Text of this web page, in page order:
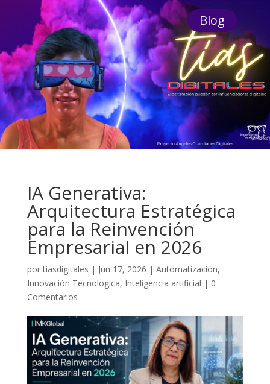
Blog
IA Generativa:
Arquitectura Estratégica
para la Reinvención
Empresarial en 2026
portiasdigitales | Jun 17, 2026 | Automatización,
Innovación Tecnologica, Inteligencia artificial | 0
Comentarios